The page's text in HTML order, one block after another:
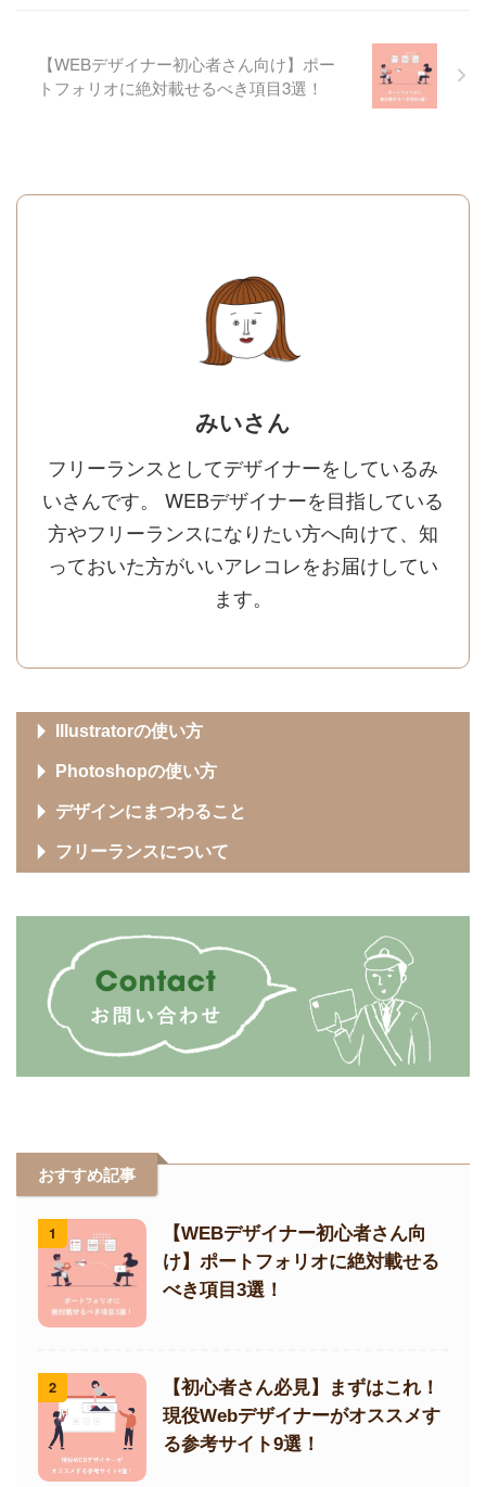
【WEBデザイナー初心者さん向け】ポー
トフォリオに絶対載せるべき項目3選！
みいさん
フリーランスとしてデザイナーをしているみ
いさんです。 WEBデザイナーを目指している
方やフリーランスになりたい方へ向けて、知
っておいた方がいいアレコレをお届けしてい
ます。
Illustratorの使い方
Photoshopの使い方
デザインにまつわること
フリーランスについて
おすすめ記事
1
【WEBデザイナー初心者さん向
け】ポートフォリオに絶対載せる
べき項目3選！
2
【初心者さん必見】まずはこれ！
現役Webデザイナーがオススメす
る参考サイト9選！